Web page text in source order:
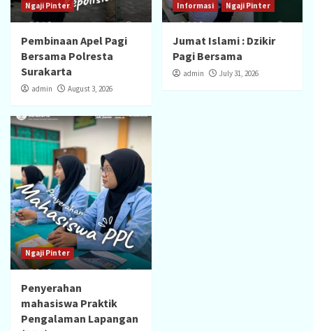
Ngaji Pinter
Pembinaan Apel Pagi
Bersama Polresta
Surakarta
admin August 3, 2026
Informasi Ngaji Pinter
Jumat Islami : Dzikir
Pagi Bersama
admin July 31, 2026
Ngaji Pinter
Penyerahan
mahasiswa Praktik
Pengalaman Lapangan